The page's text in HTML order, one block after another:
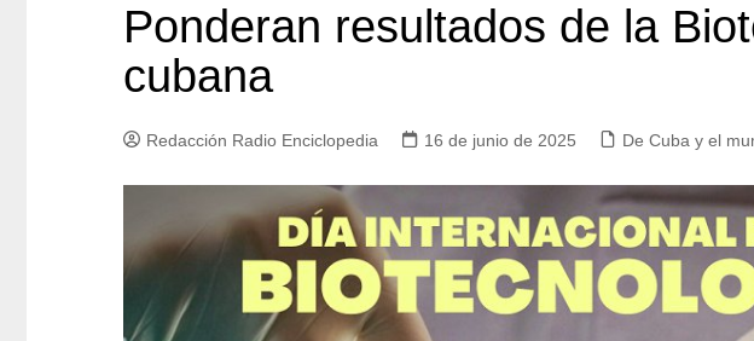
Ponderan resultados de la
cubana
Redacción Radio Enciclopedia 16 de junio de 2025 De Cuba y el